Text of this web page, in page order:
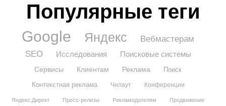
Популярные теги
Google Яндекс
Вебмастерам
SEO
Исследования Поисковые системы
Сервисы Клиентам Реклама
Поиск
Контекстная реклама
Чилаут Конференции
Яндекс.Директ Пресс-релизы Рекламодателям Продвижение